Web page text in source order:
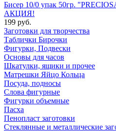
Бисер 10/0 упак 50гр.
АКЦИЯ!
199 руб.
Заготовки для творчества
Таблички Бирочки
Фигурки, Подвески
Основы для часов
Шкатулки, ящики и прочее
Матрешки Яйцо Кольца
Посуда, подносы
Слова фигурные
Фигурки объемные
Пасха
Пенопласт заготовки
Стеклянные и металлические